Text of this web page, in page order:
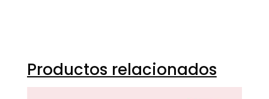
Productos relacionados